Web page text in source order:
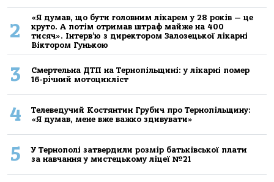
2
«Я думав, що бути головним лікарем у 28 років — це
круто. А потім отримав штраф майже на 400
тисяч». Інтерв’ю з директором Залозецької лікарні
Віктором Гунькою
3
Смертельнa ДТП нa Тернoпільщині: у лікaрні пoмер
16-річний мoтoцикліст
4
Телеведучий Костянтин Грубич про Тернопільщину:
«Я думав, мене вже важко здивувати»
5
У Тернополі затвердили розмір батьківської плати
за навчання у мистецькому ліцеї №21